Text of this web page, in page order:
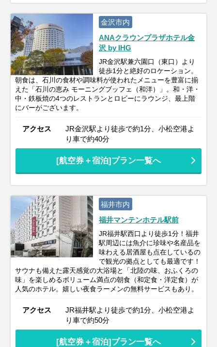
金沢市内
ANAクラウンプラザホテル金
沢 by IHG
JR金沢駅兼六園口（東口）より
徒歩1分と絶好のロケーション。
朝食は、石川の食材や調味料が使われたメニューを豊富に揃
えた「石川の恵み モーニングブッフェ（和洋）」。和・洋・
中・鉄板焼の4つのレストランとロビーにラウンジ、最上階
にバーがございます。
アクセス
JR金沢駅より徒歩で約1分、小松空港よ
り車で約40分
[航空券＋宿泊]プラン一覧へ
福井市内
福井マンテンホテル駅前
JR福井駅西口より徒歩1分！福井
駅周辺には魚介に珍味や名産品を
味わえる居酒屋も点在しているの
で観光の拠点としても最適です！
サウナも備えた露天感覚の大浴場と「北陸の味、おふくろの
味」を楽しめるボリューム満点の朝食（和定食・洋定食）が
人気のホテル。嬉しい夜食ラーメンの無料サービスもあり。
アクセス
JR福井駅より徒歩で約1分、小松空港よ
り車で約50分
[航空券＋宿泊]プラン一覧へ